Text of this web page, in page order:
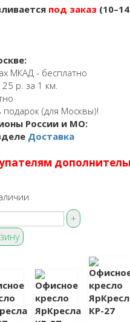
под заказ
МКАД - бесплатно
р. за 1 км.
подарок (для Москвы)!
России и МО:
Доставка